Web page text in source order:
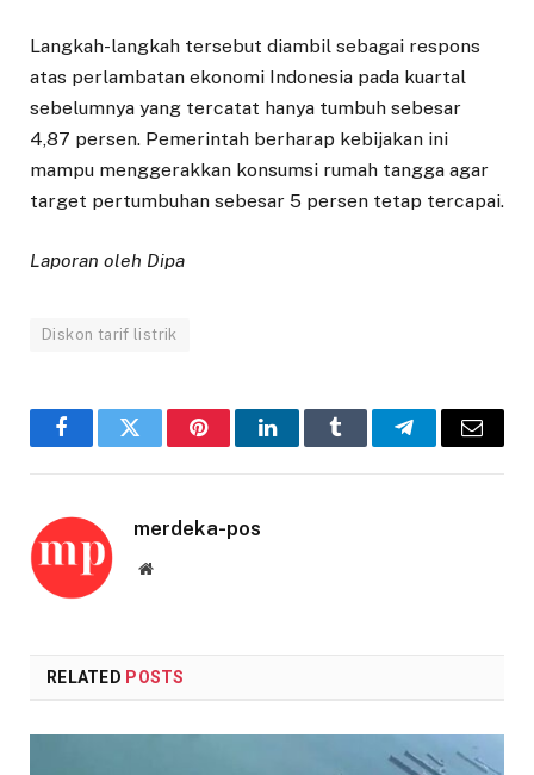
Langkah-langkah tersebut diambil sebagai respons
atas perlambatan ekonomi Indonesia pada kuartal
sebelumnya yang tercatat hanya tumbuh sebesar
4,87 persen. Pemerintah berharap kebijakan ini
mampu menggerakkan konsumsi rumah tangga agar
target pertumbuhan sebesar 5 persen tetap tercapai.
Laporan oleh Dipa
Diskon tarif listrik
FacebookTwitter PinterestLinkedInTumblr TelegramEmail
merdeka-pos
Website
RELATED POSTS